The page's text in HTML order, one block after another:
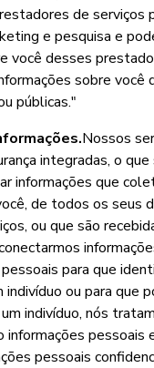
de serviços
e pesquisa e
você desses
sobre você
públicas."
Nossos
integradas, o que
informações que
de todos os seus
ou que são
para que
ou para que
indivíduo, nós
informações pessoais
pessoais